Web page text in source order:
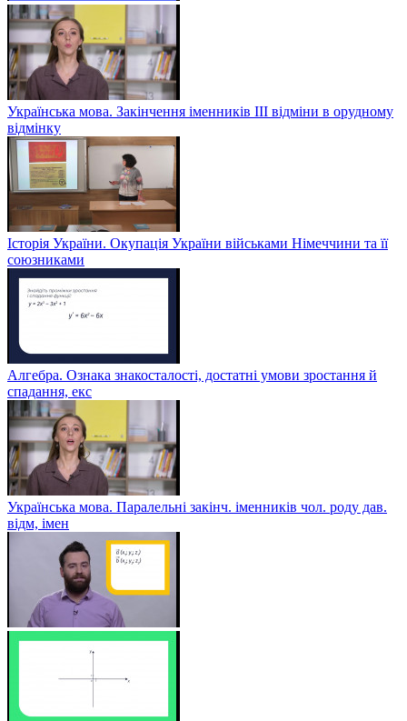
Українська мова. Закінчення іменників ІІІ відміни в орудному
відмінку
Історія України. Окупація України військами Німеччини та її
союзниками
Алгебра. Ознака знакосталості, достатні умови зростання й
спадання, екс
Українська мова. Паралельні закінч. іменників чол. роду дав.
відм, імен